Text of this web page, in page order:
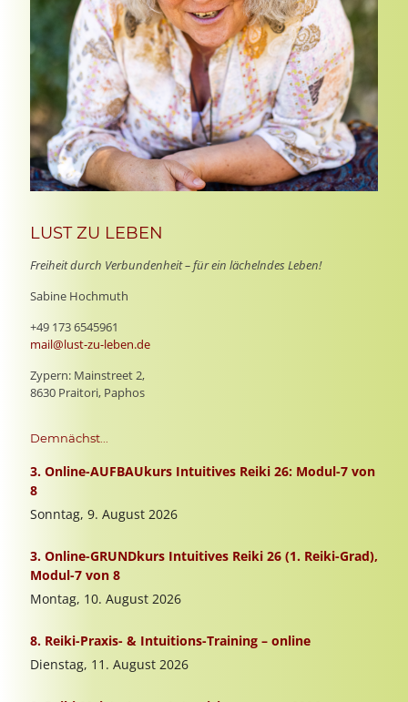
LUST ZU LEBEN
Freiheit durch Verbundenheit – für ein lächelndes Leben!
Sabine Hochmuth
+49 173 6545961
mail@lust-zu-leben.de
Zypern: Mainstreet 2,
8630 Praitori, Paphos
Demnächst...